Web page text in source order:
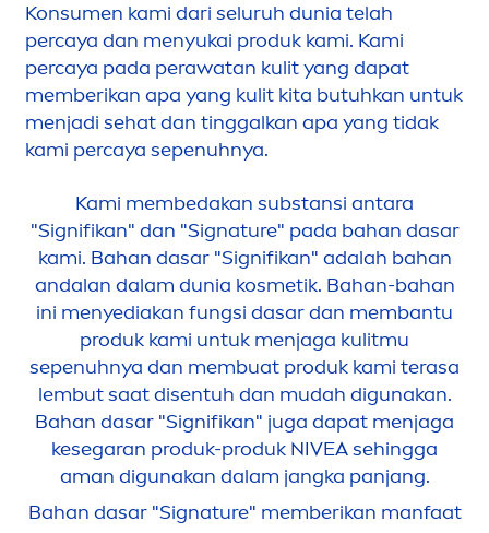
Konsumen kami dari seluruh dunia telah
percaya dan menyukai produk kami. Kami
percaya pada perawatan kulit yang dapat
memberikan apa yang kulit kita butuhkan untuk
menjadi sehat dan tinggalkan apa yang tidak
kami percaya sepenuhnya.
Kami membedakan substansi antara
"Signifikan" dan "Signature" pada bahan dasar
kami. Bahan dasar "Signifikan" adalah bahan
andalan dalam dunia kosmetik. Bahan-bahan
ini menyediakan fungsi dasar dan membantu
produk kami untuk menjaga kulitmu
sepenuhnya dan membuat produk kami terasa
lembut saat disentuh dan mudah digunakan.
Bahan dasar "Signifikan" juga dapat menjaga
kesegaran produk-produk NIVEAsehingga
aman digunakan dalam jangka panjang.
Bahan dasar "Signature" memberikan manfaat